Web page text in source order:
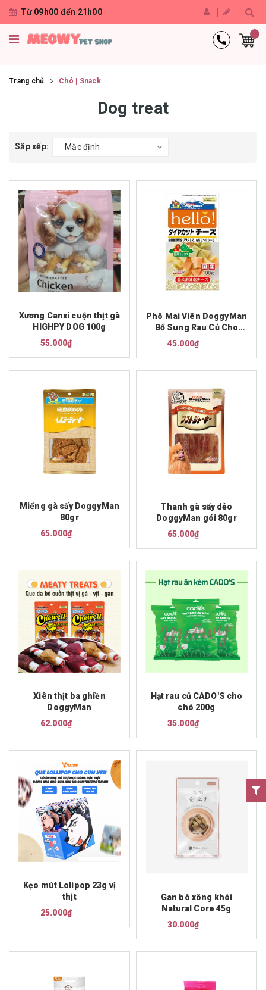
Từ 09h00 đến 21h00
Trang chủ Chó | Snack
Dog treat
Sắp xếp: Mặc định
Xương Canxi cuộn thịt gà
HIGHPY DOG 100g
55.000₫
Phô Mai Viên DoggyMan
Bổ Sung Rau Củ Cho
Chó 100g
45.000₫
Miếng gà sấy DoggyMan
80gr
65.000₫
Thanh gà sấy dẻo
DoggyMan gói 80gr
65.000₫
Xiên thịt ba ghiền
DoggyMan
62.000₫
Hạt rau củ CADO'S cho
chó 200g
35.000₫
Kẹo mút Lolipop 23g vị
thịt
25.000₫
Gan bò xông khói
Natural Core 45g
30.000₫